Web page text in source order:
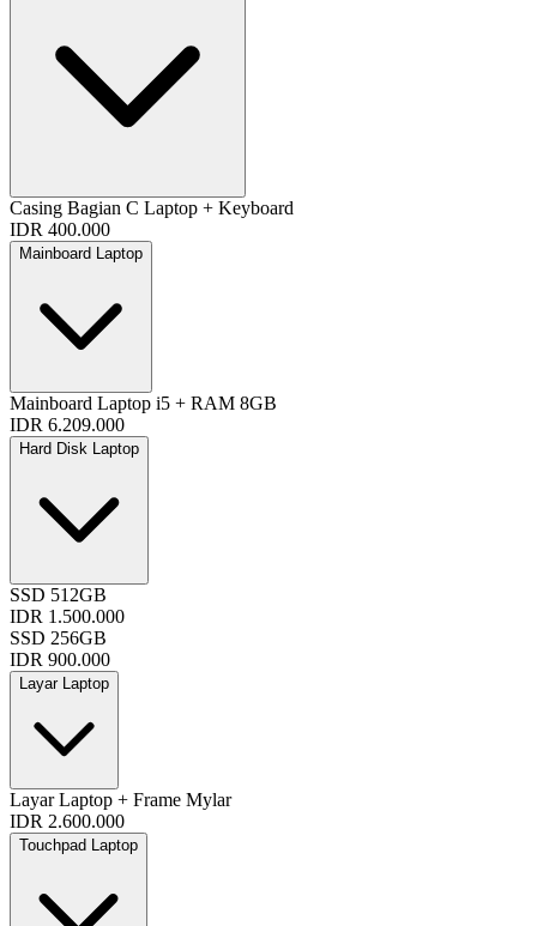
Casing Bagian C Laptop + Keyboard
IDR 400.000
Mainboard Laptop
Mainboard Laptop i5 + RAM 8GB
IDR 6.209.000
Hard Disk Laptop
SSD 512GB
IDR 1.500.000
SSD 256GB
IDR 900.000
Layar Laptop
Layar Laptop + Frame Mylar
IDR 2.600.000
Touchpad Laptop